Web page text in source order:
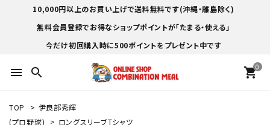
10,000円以上のお買い上げで送料無料です(沖縄・離島除く)
無料会員登録でお得なショップポイントが「たまる・使える」
今だけ初回購入時に500ポイントをプレゼント中です
menu search 0
shopping_cart
TOP > 伊良部秀輝
(プロ野球)
> ロングスリーブTシャツ